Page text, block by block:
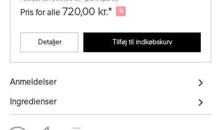
Pris for alle 720,00 kr.* %
Detaljer Tilføj til indkøbskurv
Anmeldelser
Ingredienser